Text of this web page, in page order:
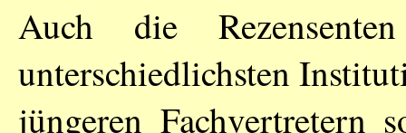
Auch die
unterschiedlichsten
jüngeren Fachvertretern